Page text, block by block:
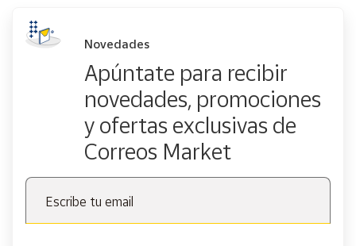
Novedades
Apúntate para recibir
novedades, promociones
y ofertas exclusivas de
Correos Market
Escribe tu email